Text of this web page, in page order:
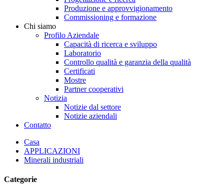
Produzione e approvvigionamento
Commissioning e formazione
Chi siamo
Profilo Aziendale
Capacità di ricerca e sviluppo
Laboratorio
Controllo qualità e garanzia della qualità
Certificati
Mostre
Partner cooperativi
Notizia
Notizie dal settore
Notizie aziendali
Contatto
Casa
APPLICAZIONI
Minerali industriali
Categorie